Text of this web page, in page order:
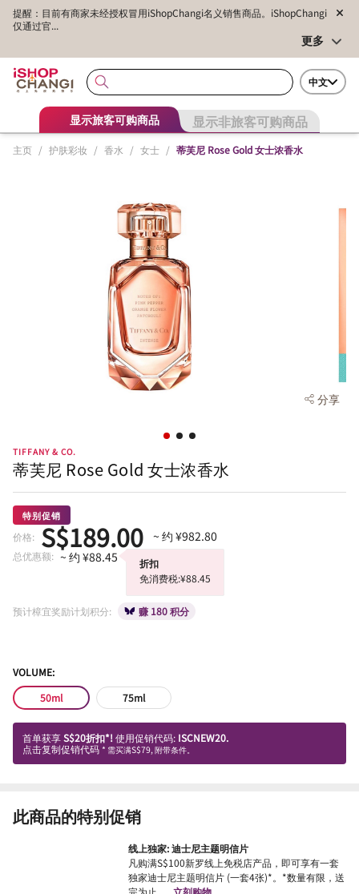
提醒：目前有商家未经授权冒用iShopChangi名义销售商品。iShopChangi
仅通过官...
更多
中文
显示旅客可购商品 显示非旅客可购商品
主页 / 护肤彩妆 / 香水 / 女士 / 蒂芙尼 Rose Gold 女士浓香水
分享
TIFFANY & CO.
蒂芙尼 Rose Gold 女士浓香水
特别促销
价格: S$189.00 ~ 约 ¥982.80
总优惠额: ~ 约 ¥88.45
折扣
免消费税:¥88.45
预计樟宜奖励计划积分: 赚 180 积分
VOLUME:
50ml
75ml
首单获享S$20折扣*! 使用促销代码: ISCNEW20.
点击复制促销代码 * 需买满S$79, 附带条件。
此商品的特别促销
线上独家: 迪士尼主题明信片
凡购满S$100新罗线上免税店产品，即可享有一套
独家迪士尼主题明信片 (一套4张)*。*数量有限，送
完为止。
立刻购物